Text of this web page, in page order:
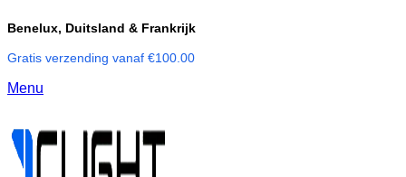
Benelux, Duitsland & Frankrijk
Gratis verzending vanaf €100.00
Menu